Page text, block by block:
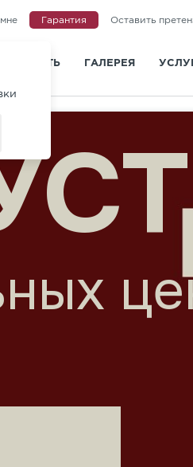
Гарантия Оставить
и ступени
Премиум
блоки
КУПИТЬ ГАЛЕРЕЯ